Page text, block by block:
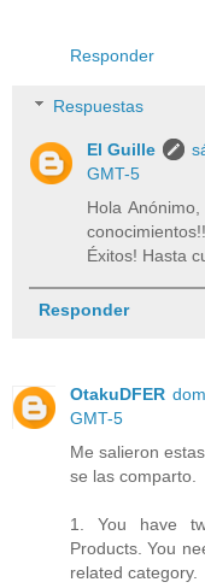
Responder
Respuestas
El Guille
GMT-5
Hola
conocimientos!!
Éxitos! Hasta
Responder
OtakuDFER
GMT-5
Me salieron
se las comparto.
1. You have
Products. You
related category.